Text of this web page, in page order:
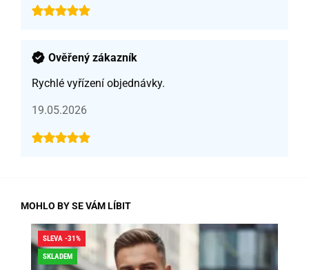
Ověřený zákazník
Rychlé vyřízení objednávky.
19.05.2026
MOHLO BY SE VÁM LÍBIT
SLEVA -31%
SKLADEM